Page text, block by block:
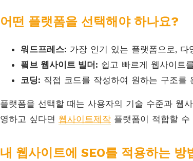
어떤 플랫폼을 선택해야 하나요?
워드프레스: 가장 인기 있는 플랫폼으로, 다
픸브 웹사이트 빌더: 쉽고 빠르게 웹사이트
코딩: 직접 코드를 작성하여 원하는 구조를
플랫폼을 선택할 때는 사용자의 기술 수준과 웹
영하고 싶다면 웹사이트제작 플랫폼이 적합할 수
내 웹사이트에 SEO를 적용하는 방